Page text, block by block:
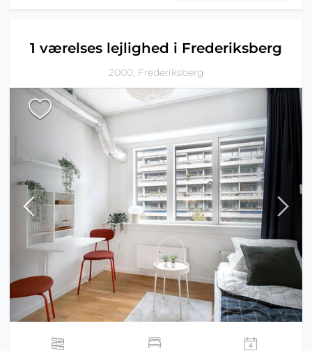
1 værelses lejlighed i Frederiksberg
2000, Frederiksberg